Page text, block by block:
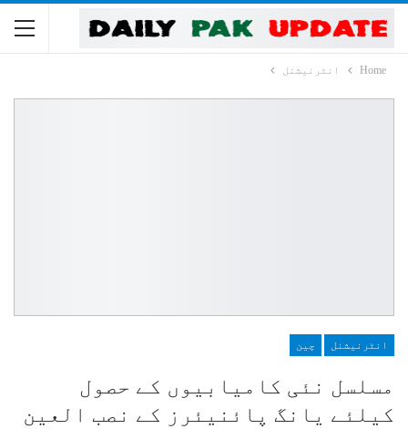
Home انٹرنیشنل
انٹرنیشنل چین
مسلسل نئی کامیابیوں کے حصول
کیلئے یانگ پائنیئرز کے نصب العین